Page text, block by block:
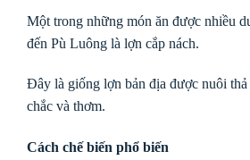
Một trong những món ăn được nhiều
đến Pù Luông là lợn cắp nách.
Đây là giống lợn bản địa được nuôi
chắc và thơm.
Cách chế biến phổ biến